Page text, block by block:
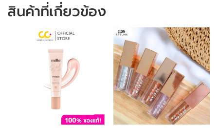
สินค้าที่เกี่ยวข้อง